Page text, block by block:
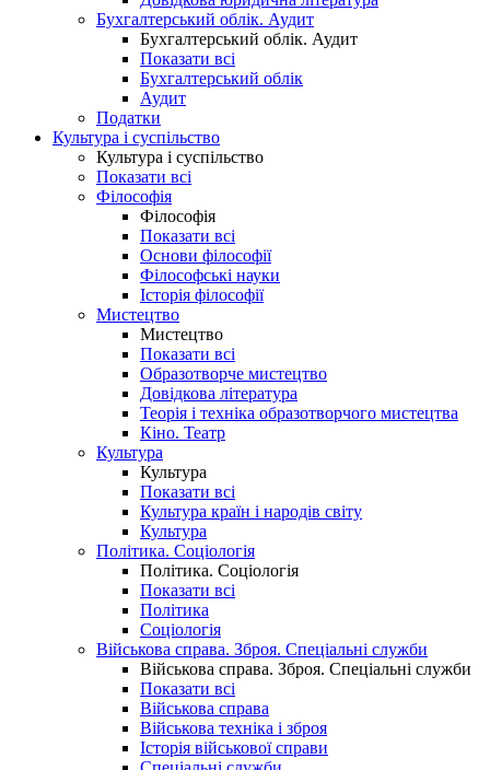
Бухгалтерський облік. Аудит
Бухгалтерський облік. Аудит
Показати всі
Бухгалтерський облік
Аудит
Податки
Культура і суспільство
Культура і суспільство
Показати всі
Філософія
Філософія
Показати всі
Основи філософії
Філософські науки
Історія філософії
Мистецтво
Мистецтво
Показати всі
Образотворче мистецтво
Довідкова література
Теорія і техніка образотворчого мистецтва
Кіно. Театр
Культура
Культура
Показати всі
Культура країн і народів світу
Культура
Політика. Соціологія
Політика. Соціологія
Показати всі
Політика
Соціологія
Військова справа. Зброя. Спеціальні служби
Військова справа. Зброя. Спеціальні служби
Показати всі
Військова справа
Військова техніка і зброя
Історія військової справи